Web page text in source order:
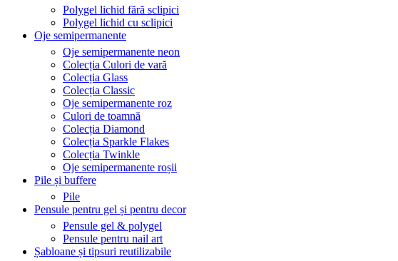
Polygel lichid fără sclipici
Polygel lichid cu sclipici
Oje semipermanente
Oje semipermanente neon
Colecția Culori de vară
Colecția Glass
Colecția Classic
Oje semipermanente roz
Culori de toamnă
Colecția Diamond
Colecția Sparkle Flakes
Colecția Twinkle
Oje semipermanente roșii
Pile și buffere
Pile
Pensule pentru gel și pentru decor
Pensule gel & polygel
Pensule pentru nail art
Șabloane și tipsuri reutilizabile